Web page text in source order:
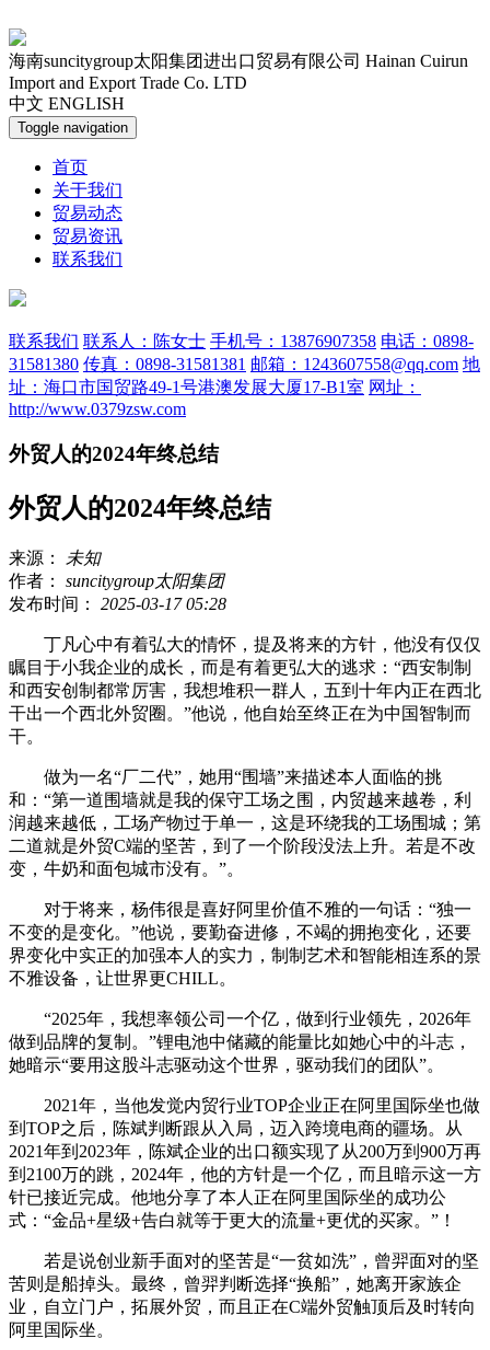
海南suncitygroup太阳集团进出口贸易有限公司 Hainan Cuirun
Import and Export Trade Co. LTD
中文 ENGLISH
Toggle navigation
首页
关于我们
贸易动态
贸易资讯
联系我们
联系我们 联系人：陈女士 手机号：13876907358 电话：0898-
31581380 传真：0898-31581381 邮箱：1243607558@qq.com 地
址：海口市国贸路49-1号港澳发展大厦17-B1室 网址：
http://www.0379zsw.com
外贸人的2024年终总结
外贸人的2024年终总结
来源：
未知
作者： suncitygroup太阳集团
发布时间： 2025-03-17 05:28
丁凡心中有着弘大的情怀，提及将来的方针，他没有仅仅
瞩目于小我企业的成长，而是有着更弘大的逃求：“西安制制
和西安创制都常厉害，我想堆积一群人，五到十年内正在西北
干出一个西北外贸圈。”他说，他自始至终正在为中国智制而
干。
做为一名“厂二代”，她用“围墙”来描述本人面临的挑
和：“第一道围墙就是我的保守工场之围，内贸越来越卷，利
润越来越低，工场产物过于单一，这是环绕我的工场围城；第
二道就是外贸C端的坚苦，到了一个阶段没法上升。若是不改
变，牛奶和面包城市没有。”。
对于将来，杨伟很是喜好阿里价值不雅的一句话：“独一
不变的是变化。”他说，要勤奋进修，不竭的拥抱变化，还要
界变化中实正的加强本人的实力，制制艺术和智能相连系的景
不雅设备，让世界更CHILL。
“2025年，我想率领公司一个亿，做到行业领先，2026年
做到品牌的复制。”锂电池中储藏的能量比如她心中的斗志，
她暗示“要用这股斗志驱动这个世界，驱动我们的团队”。
2021年，当他发觉内贸行业TOP企业正在阿里国际坐也做
到TOP之后，陈斌判断跟从入局，迈入跨境电商的疆场。从
2021年到2023年，陈斌企业的出口额实现了从200万到900万再
到2100万的跳，2024年，他的方针是一个亿，而且暗示这一方
针已接近完成。他地分享了本人正在阿里国际坐的成功公
式：“金品+星级+告白就等于更大的流量+更优的买家。”！
若是说创业新手面对的坚苦是“一贫如洗”，曾羿面对的坚
苦则是船掉头。最终，曾羿判断选择“换船”，她离开家族企
业，自立门户，拓展外贸，而且正在C端外贸触顶后及时转向
阿里国际坐。